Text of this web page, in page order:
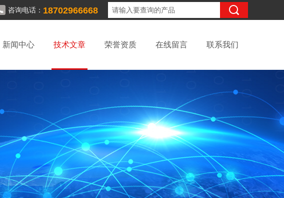
咨询电话： 18702966668
新闻中心 技术文章 荣誉资质 在线留言 联系我们